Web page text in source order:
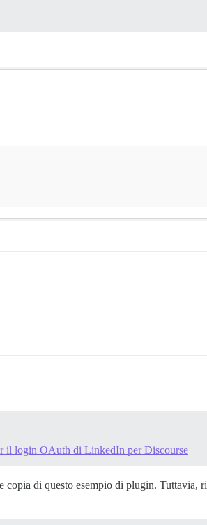
il login OAuth di LinkedIn per Discourse
di questo esempio di plugin. Tuttavia,